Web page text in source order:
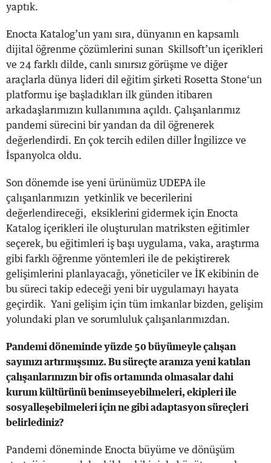
yaptık.
Enocta Katalog’un yanı sıra, dünyanın en kapsamlı
dijital öğrenme çözümlerini sunan Skillsoft’un içerikleri
ve 24 farklı dilde, canlı sınırsız görüşme ve diğer
araçlarla dünya lideri dil eğitim şirketi Rosetta Stone‘un
platformu işe başladıkları ilk günden itibaren
arkadaşlarımızın kullanımına açıldı. Çalışanlarımız
pandemi sürecini bir yandan da dil öğrenerek
değerlendirdi. En çok tercih edilen diller İngilizce ve
İspanyolca oldu.
Son dönemde ise yeni ürünümüz UDEPA ile
çalışanlarımızın yetkinlik ve becerilerini
değerlendireceği, eksiklerini gidermek için Enocta
Katalog içerikleri ile oluşturulan matriksten eğitimler
seçerek, bu eğitimleri iş başı uygulama, vaka, araştırma
gibi farklı öğrenme yöntemleri ile de pekiştirerek
gelişimlerini planlayacağı, yöneticiler ve İK ekibinin de
bu süreci takip edeceği yeni bir uygulamayı hayata
geçirdik. Yani gelişim için tüm imkanlar bizden, gelişim
yolundaki plan ve sorumluluk çalışanlarımızdan.
Pandemi döneminde yüzde 50 büyümeyle çalışan
sayınızı artırmışsınız. Bu süreçte aranıza yeni katılan
çalışanlarınızın bir ofis ortamında olmasalar dahi
kurum kültürünü benimseyebilmeleri, ekipleri ile
sosyalleşebilmeleri için ne gibi adaptasyon süreçleri
belirlediniz?
Pandemi döneminde Enocta büyüme ve dönüşüm